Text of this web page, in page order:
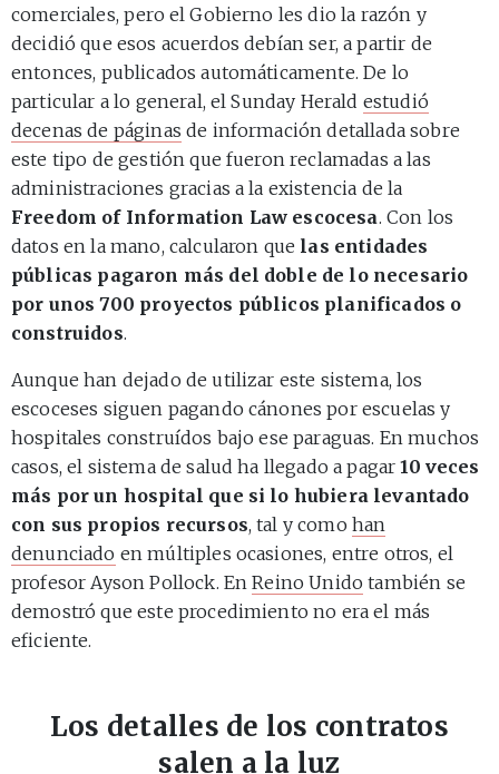
comerciales, pero el Gobierno les dio la razón y
decidió que esos acuerdos debían ser, a partir de
entonces, publicados automáticamente. De lo
particular a lo general, el Sunday Herald estudió
decenas de páginas de información detallada sobre
este tipo de gestión que fueron reclamadas a las
administraciones gracias a la existencia de la
Freedom of Information Law escocesa. Con los
datos en la mano, calcularon que las entidades
públicas pagaron más del doble de lo necesario
por unos 700 proyectos públicos planificados o
construidos.
Aunque han dejado de utilizar este sistema, los
escoceses siguen pagando cánones por escuelas y
hospitales construídos bajo ese paraguas. En muchos
casos, el sistema de salud ha llegado a pagar10 veces
más por un hospital que si lo hubiera levantado
con sus propios recursos, tal y como han
denunciado en múltiples ocasiones, entre otros, el
profesor Ayson Pollock. EnReino Unido también se
demostró que este procedimiento no era el más
eficiente.
Los detalles de los contratos
salen a la luz